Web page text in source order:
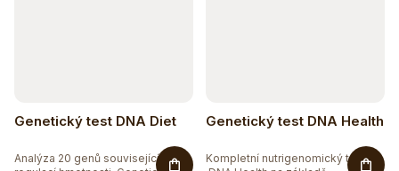
Genetický test DNA Diet
Analýza 20 genů souvisejících s
Genetický test DNA Health
Kompletní nutrigenomický test